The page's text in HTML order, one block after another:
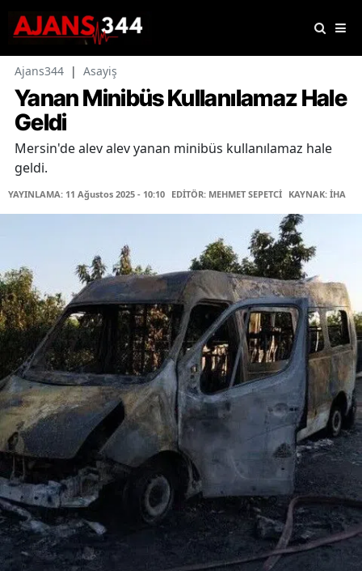
Ajans344 | Asayiş
Yanan Minibüs Kullanılamaz Hale
Geldi
Mersin'de alev alev yanan minibüs kullanılamaz hale
geldi.
YAYINLAMA: 11 Ağustos 2025 - 10:10 EDİTÖR: MEHMET SEPETCİ KAYNAK: İHA